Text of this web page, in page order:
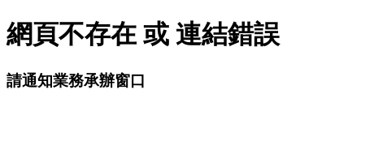
網頁不存在 或 連結錯誤
請通知業務承辦窗口